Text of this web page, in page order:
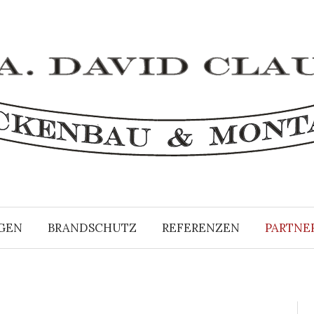
BRANDSCHUTZ REFERENZEN